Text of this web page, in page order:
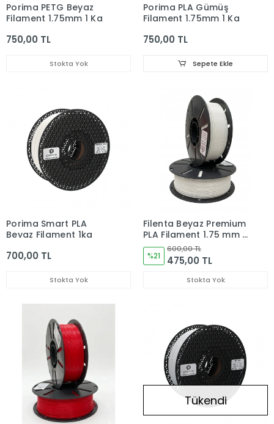
Porima PETG Beyaz
Filament 1.75mm 1 Kg
750,00 TL
Stokta Yok
Porima PLA Gümüş
Filament 1.75mm 1 Kg
750,00 TL
Sepete Ekle
Porima Smart PLA
Beyaz Filament 1kg
700,00 TL
Stokta Yok
Filenta Beyaz Premium
PLA Filament 1.75 mm –
1 kg
%21
600,00 TL
475,00 TL
Stokta Yok
Tükendi